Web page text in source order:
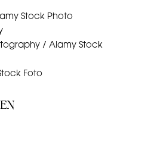
Stock Photo
/ Alamy Stock
Foto